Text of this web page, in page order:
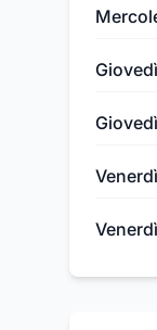
Giovedì
Giovedì
Venerdì
Venerdì